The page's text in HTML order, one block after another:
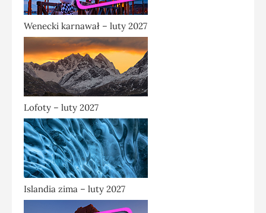
Wenecki karnawał – luty 2027
Lofoty – luty 2027
Islandia zima – luty 2027